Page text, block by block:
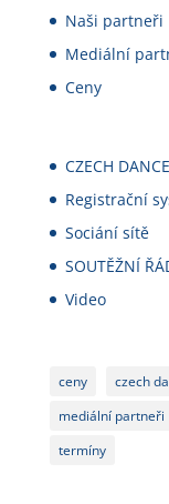
Naši partneři
Mediální
Ceny
CZECH
Registrační
Sociání sítě
SOUTĚŽNÍ
Video
ceny czech
mediální partneři
termíny